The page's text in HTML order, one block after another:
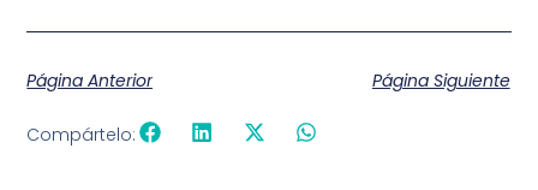
Página Anterior Página Siguiente
Compártelo: